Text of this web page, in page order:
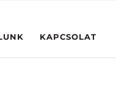
KAPCSOLAT